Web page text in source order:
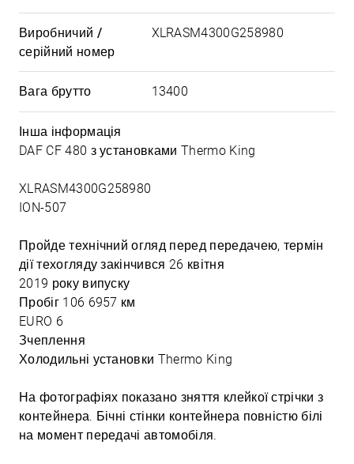
Виробничий /
серійний номер
XLRASM4300G258980
Вага брутто 13400
Інша інформація
DAF CF 480 з установками Thermo King
XLRASM4300G258980
ION-507
Пройде технічний огляд перед передачею, термін
дії техогляду закінчився 26 квітня
2019 року випуску
Пробіг 106 6957 км
EURO 6
Зчеплення
Холодильні установки Thermo King
На фотографіях показано зняття клейкої стрічки з
контейнера. Бічні стінки контейнера повністю білі
на момент передачі автомобіля.